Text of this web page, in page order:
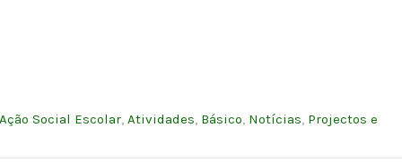
Ação Social Escolar, Atividades, Básico, Notícias, Projectos e